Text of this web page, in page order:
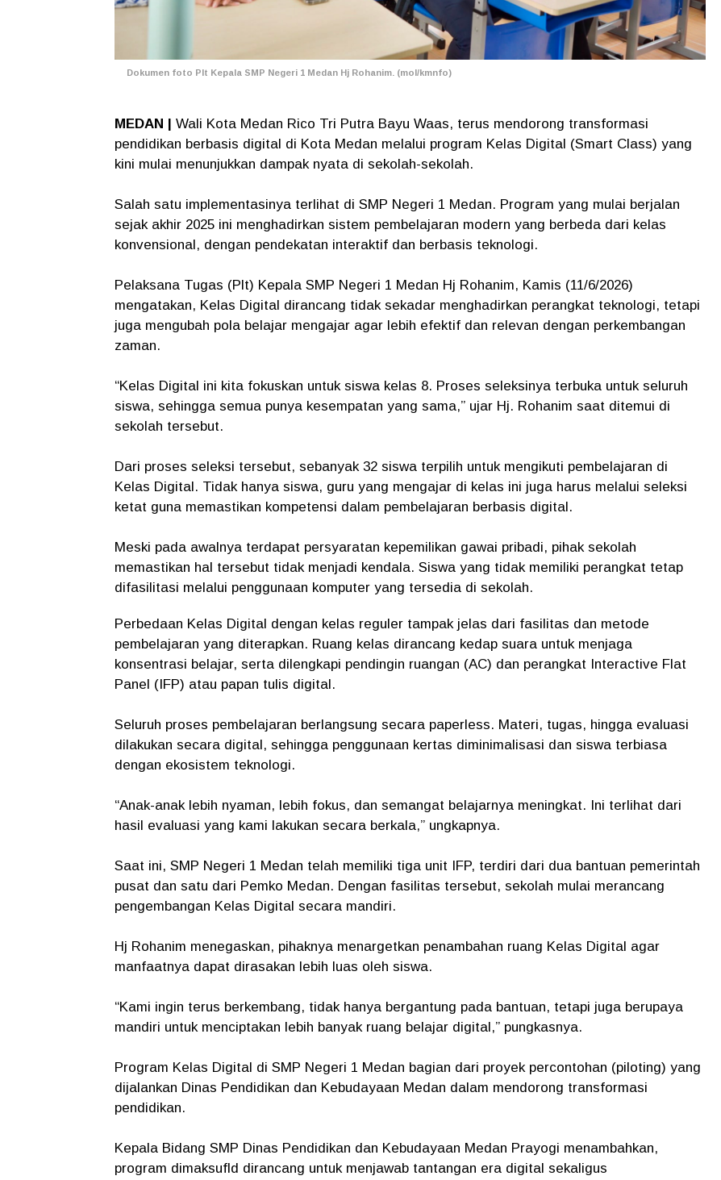
Dokumen foto Plt Kepala SMP Negeri 1 Medan Hj Rohanim. (mol/kmnfo)
MEDAN | Wali Kota Medan Rico Tri Putra Bayu Waas, terus mendorong transformasi
pendidikan berbasis digital di Kota Medan melalui program Kelas Digital (Smart Class) yang
kini mulai menunjukkan dampak nyata di sekolah-sekolah.
Salah satu implementasinya terlihat di SMP Negeri 1 Medan. Program yang mulai berjalan
sejak akhir 2025 ini menghadirkan sistem pembelajaran modern yang berbeda dari kelas
konvensional, dengan pendekatan interaktif dan berbasis teknologi.
Pelaksana Tugas (Plt) Kepala SMP Negeri 1 Medan Hj Rohanim, Kamis (11/6/2026)
mengatakan, Kelas Digital dirancang tidak sekadar menghadirkan perangkat teknologi, tetapi
juga mengubah pola belajar mengajar agar lebih efektif dan relevan dengan perkembangan
zaman.
“Kelas Digital ini kita fokuskan untuk siswa kelas 8. Proses seleksinya terbuka untuk seluruh
siswa, sehingga semua punya kesempatan yang sama,” ujar Hj. Rohanim saat ditemui di
sekolah tersebut.
Dari proses seleksi tersebut, sebanyak 32 siswa terpilih untuk mengikuti pembelajaran di
Kelas Digital. Tidak hanya siswa, guru yang mengajar di kelas ini juga harus melalui seleksi
ketat guna memastikan kompetensi dalam pembelajaran berbasis digital.
Meski pada awalnya terdapat persyaratan kepemilikan gawai pribadi, pihak sekolah
memastikan hal tersebut tidak menjadi kendala. Siswa yang tidak memiliki perangkat tetap
difasilitasi melalui penggunaan komputer yang tersedia di sekolah.
Perbedaan Kelas Digital dengan kelas reguler tampak jelas dari fasilitas dan metode
pembelajaran yang diterapkan. Ruang kelas dirancang kedap suara untuk menjaga
konsentrasi belajar, serta dilengkapi pendingin ruangan (AC) dan perangkat Interactive Flat
Panel (IFP) atau papan tulis digital.
Seluruh proses pembelajaran berlangsung secara paperless. Materi, tugas, hingga evaluasi
dilakukan secara digital, sehingga penggunaan kertas diminimalisasi dan siswa terbiasa
dengan ekosistem teknologi.
“Anak-anak lebih nyaman, lebih fokus, dan semangat belajarnya meningkat. Ini terlihat dari
hasil evaluasi yang kami lakukan secara berkala,” ungkapnya.
Saat ini, SMP Negeri 1 Medan telah memiliki tiga unit IFP, terdiri dari dua bantuan pemerintah
pusat dan satu dari Pemko Medan. Dengan fasilitas tersebut, sekolah mulai merancang
pengembangan Kelas Digital secara mandiri.
Hj Rohanim menegaskan, pihaknya menargetkan penambahan ruang Kelas Digital agar
manfaatnya dapat dirasakan lebih luas oleh siswa.
“Kami ingin terus berkembang, tidak hanya bergantung pada bantuan, tetapi juga berupaya
mandiri untuk menciptakan lebih banyak ruang belajar digital,” pungkasnya.
Program Kelas Digital di SMP Negeri 1 Medan bagian dari proyek percontohan (piloting) yang
dijalankan Dinas Pendidikan dan Kebudayaan Medan dalam mendorong transformasi
pendidikan.
Kepala Bidang SMP Dinas Pendidikan dan Kebudayaan Medan Prayogi menambahkan,
program dimaksufld dirancang untuk menjawab tantangan era digital sekaligus